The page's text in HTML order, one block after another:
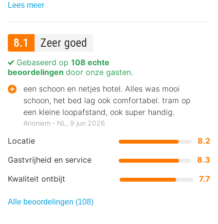
Lees meer
8.1 Zeer goed
Locatie
8.2
Gastvrijheid en service
8.3
Kwaliteit ontbijt
7.7
Gebaseerd op 108 echte
beoordelingen door onze gasten.
een schoon en netjes hotel. Alles was mooi
schoon, het bed lag ook comfortabel. tram op
een kleine loopafstand, ook super handig.
Anoniem ‐ NL, 9 jun 2026
Alle beoordelingen (108)